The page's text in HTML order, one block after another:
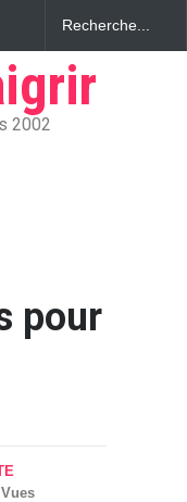
2002
pour